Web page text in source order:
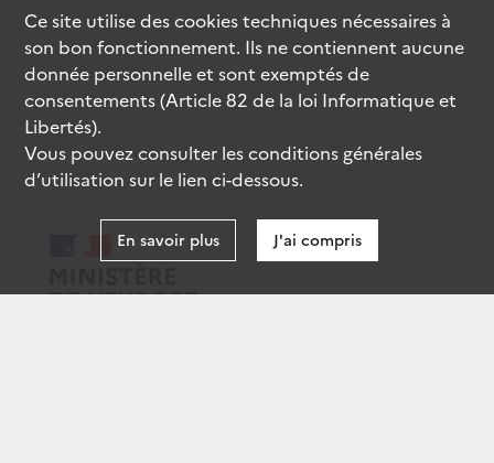
Ce site utilise descookiestechniques nécessaires à
son bon fonctionnement. Ils ne contiennent aucune
donnée personnelle et sont exemptés de
consentements (Article 82 de la loi Informatique et
Libertés).
Vous pouvez consulter les conditions générales
d’utilisation sur le lien ci-dessous.
En savoir plus J'ai compris